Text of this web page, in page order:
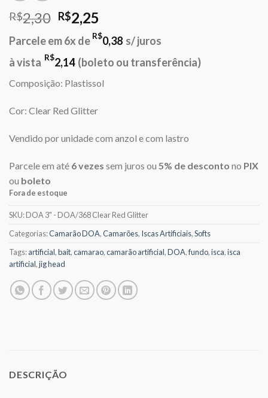
R$2,30 O
preço
original
era:
R$2,25
preço
atual
é:
Parcele em 6x de R$0,38 s/ juros
à vista R$2,14 (boleto ou transferência)
Composição: Plastissol
Cor: Clear Red Glitter
Vendido por unidade com anzol e com lastro
Parcele em até 6 vezes sem juros ou 5% de desconto no PIX
ou boleto
Fora de estoque
SKU:DOA 3" - DOA/368 Clear Red Glitter
Categorias:Camarão DOA,Camarões, Iscas Artificiais,Softs
Tags:artificial,bait,camarao,camarão artificial,DOA,fundo,isca,isca
artificial,jig head
DESCRIÇÃO